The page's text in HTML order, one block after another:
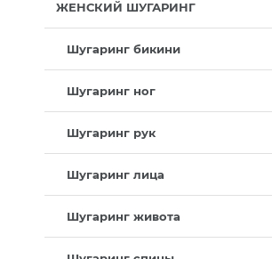
ЖЕНСКИЙ ШУГАРИНГ
Шугаринг бикини
Шугаринг ног
Шугаринг рук
Шугаринг лица
Шугаринг живота